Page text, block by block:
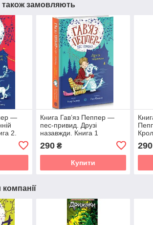
замовляють
—
2.
Книга Гав’яз Пеппер —
пес-привид. Друзі
назавжди. Книга 1
290₴
Купити
290
компанії